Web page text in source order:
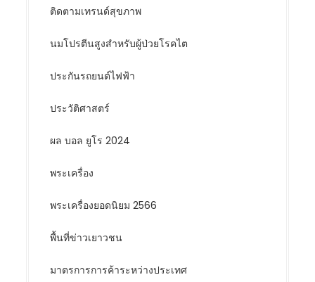
ติดตามเทรนด์สุขภาพ
นมโปรตีนสูงสำหรับผู้ป่วยโรคไต
ประกันรถยนต์ไฟฟ้า
ประวัติศาสตร์
ผล บอล ยูโร 2024
พระเครื่อง
พระเครื่องยอดนิยม 2566
พื้นที่ข่าวเยาวชน
มาตรการการค้าระหว่างประเทศ